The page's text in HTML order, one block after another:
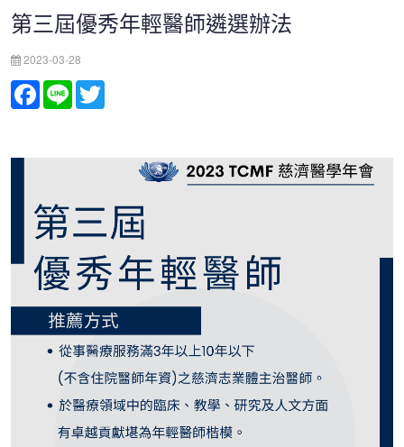
第三屆優秀年輕醫師遴選辦法
2023-03-28
Facebook
Line